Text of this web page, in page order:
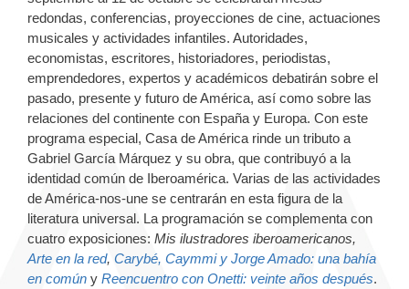
redondas, conferencias, proyecciones de cine, actuaciones
musicales y actividades infantiles. Autoridades,
economistas, escritores, historiadores, periodistas,
emprendedores, expertos y académicos debatirán sobre el
pasado, presente y futuro de América, así como sobre las
relaciones del continente con España y Europa. Con este
programa especial, Casa de América rinde un tributo a
Gabriel García Márquez y su obra, que contribuyó a la
identidad común de Iberoamérica. Varias de las actividades
de América-nos-une se centrarán en esta figura de la
literatura universal. La programación se complementa con
cuatro exposiciones: Mis ilustradores iberoamericanos,
Arte en la red, Carybé, Caymmi y Jorge Amado: una bahía
en común y Reencuentro con Onetti: veinte años después.